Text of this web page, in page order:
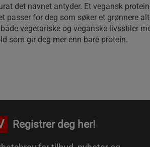
det navnet antyder. Et vegansk
passer for deg som søker et grønnere
vegetariske og veganske livsstiler
som gir deg mer enn bare protein.
Registrer deg her!